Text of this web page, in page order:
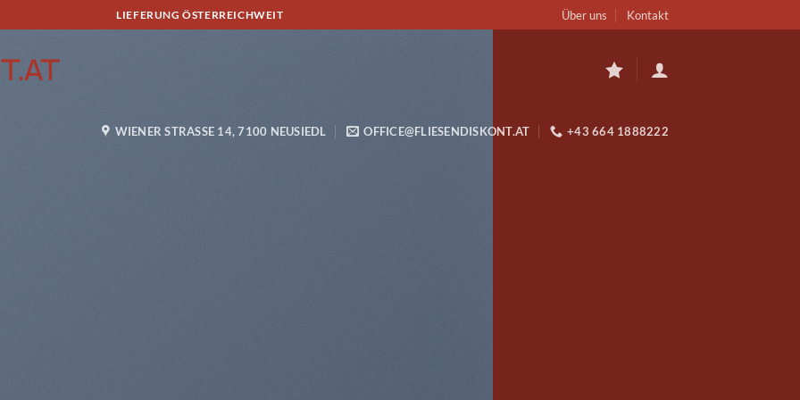
LIEFERUNG ÖSTERREICHWEIT Über uns Kontakt
WIENER STRASSE 14, 7100 NEUSIEDL OFFICE@FLIESENDISKONT.AT +43 664 1888222